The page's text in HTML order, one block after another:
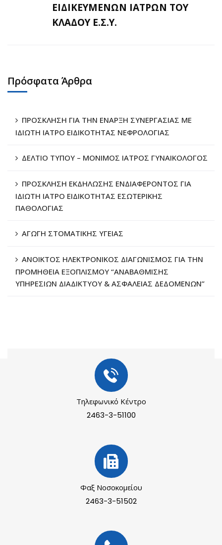
ΕΙΔΙΚΕΥΜΕΝΩΝ ΙΑΤΡΩΝ ΤΟΥ
ΚΛΑΔΟΥ Ε.Σ.Υ.
Πρόσφατα Άρθρα
ΠΡΟΣΚΛΗΣΗ ΓΙΑ ΤΗΝ ΕΝΑΡΞΗ ΣΥΝΕΡΓΑΣΙΑΣ ΜΕ
ΙΔΙΩΤΗ ΙΑΤΡΟ ΕΙΔΙΚΟΤΗΤΑΣ ΝΕΦΡΟΛΟΓΙΑΣ
ΔΕΛΤΙΟ ΤΥΠΟΥ – ΜΟΝΙΜΟΣ ΙΑΤΡΟΣ ΓΥΝΑΙΚΟΛΟΓΟΣ
ΠΡΟΣΚΛΗΣΗ ΕΚΔΗΛΩΣΗΣ ΕΝΔΙΑΦΕΡΟΝΤΟΣ ΓΙΑ
ΙΔΙΩΤΗ ΙΑΤΡΟ ΕΙΔΙΚΟΤΗΤΑΣ ΕΣΩΤΕΡΙΚΗΣ
ΠΑΘΟΛΟΓΙΑΣ
ΑΓΩΓΗ ΣΤΟΜΑΤΙΚΗΣ ΥΓΕΙΑΣ
ΑΝΟΙΚΤΟΣ ΗΛΕΚΤΡΟΝΙΚΟΣ ΔΙΑΓΩΝΙΣΜΟΣ ΓΙΑ ΤΗΝ
ΠΡΟΜΗΘΕΙΑ ΕΞΟΠΛΙΣΜΟΥ “ΑΝΑΒΑΘΜΙΣΗΣ
ΥΠΗΡΕΣΙΩΝ ΔΙΑΔΙΚΤΥΟΥ & ΑΣΦΑΛΕΙΑΣ ΔΕΔΟΜΕΝΩΝ”
Τηλεφωνικό Κέντρο
2463-3-51100
Φαξ Νοσοκομείου
2463-3-51502